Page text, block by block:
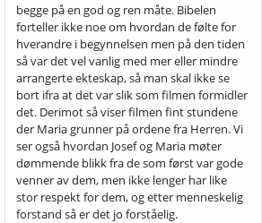
begge på en god og ren måte. Bibelen
forteller ikke noe om hvordan de følte for
hverandre i begynnelsen men på den tiden
så var det vel vanlig med mer eller mindre
arrangerte ekteskap, så man skal ikke se
bort ifra at det var slik som filmen formidler
det. Derimot så viser filmen fint stundene
der Maria grunner på ordene fra Herren. Vi
ser også hvordan Josef og Maria møter
dømmende blikk fra de som først var gode
venner av dem, men ikke lenger har like
stor respekt for dem, og etter menneskelig
forstand så er det jo forståelig.